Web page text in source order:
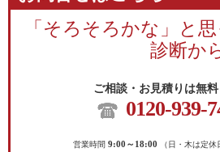
「そろそろかな」と
診断か
ご相談・お見積りは無料
0120-939-
営業時間 9:00～18:00 （日・木は定休